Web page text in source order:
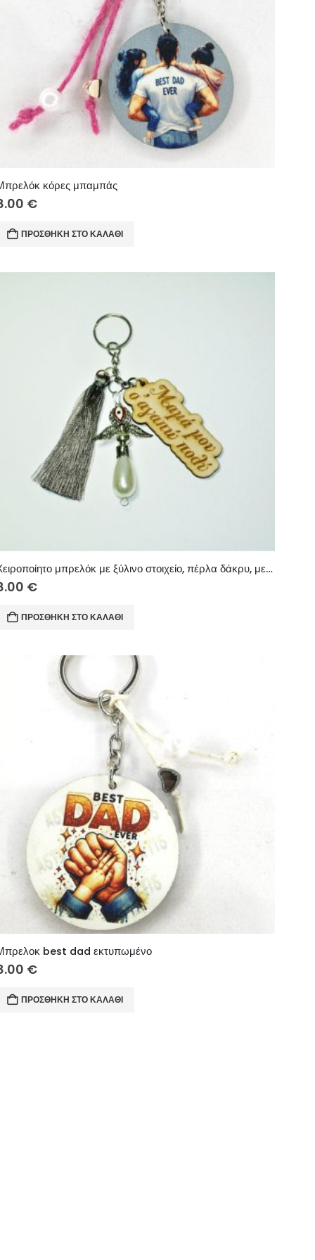
κόρες μπαμπάς
€
ΠΡΟΣΘΉΚΗ ΣΤΟ ΚΑΛΆΘΙ
Χειροποίητο μπρελόκ με ξύλινο στοιχείο, πέρλα δάκρυ, μεταλλικά στοιχεία και χειροποίητη φούντα.
€
ΠΡΟΣΘΉΚΗ ΣΤΟ ΚΑΛΆΘΙ
best dad εκτυπωμένο
€
ΠΡΟΣΘΉΚΗ ΣΤΟ ΚΑΛΆΘΙ